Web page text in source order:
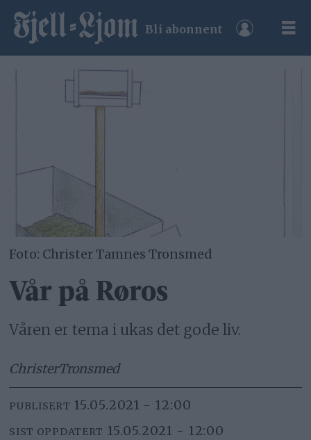
Bli abonnent
Foto: Christer Tamnes Tronsmed
Vår på Røros
Våren er tema i ukas det gode liv.
ChristerTronsmed
PUBLISERT 15.05.2021 - 12:00
SIST OPPDATERT 15.05.2021 - 12:00